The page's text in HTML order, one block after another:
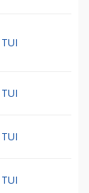
TUI
TUI
TUI
TUI